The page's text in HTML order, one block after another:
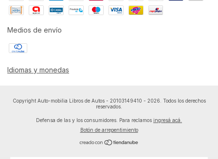
Medios de envío
Idiomas y monedas
Copyright Auto-mobilia Libros de Autos - 20103149410 - 2026. Todos los derechos
reservados.
Defensa de las y los consumidores. Para reclamos ingresá acá.
Botón de arrepentimiento